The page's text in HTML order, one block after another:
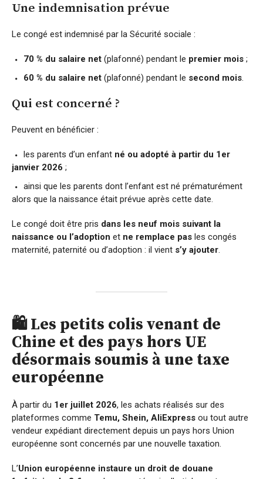
Une indemnisation prévue
Le congé est indemnisé par la Sécurité sociale :
70 % du salaire net (plafonné) pendant le premier mois ;
60 % du salaire net (plafonné) pendant le second mois.
Qui est concerné ?
Peuvent en bénéficier :
les parents d’un enfant né ou adopté à partir du 1er
janvier 2026 ;
ainsi que les parents dont l’enfant est né prématurément
alors que la naissance était prévue après cette date.
Le congé doit être pris dans les neuf mois suivant la
naissance ou l’adoption et ne remplace pas les congés
maternité, paternité ou d’adoption : il vient s’y ajouter.
🛍️ Les petits colis venant de
Chine et des pays hors UE
désormais soumis à une taxe
européenne
À partir du 1er juillet 2026, les achats réalisés sur des
plateformes comme Temu, Shein, AliExpress ou tout autre
vendeur expédiant directement depuis un pays hors Union
européenne sont concernés par une nouvelle taxation.
L’Union européenne instaure un droit de douane